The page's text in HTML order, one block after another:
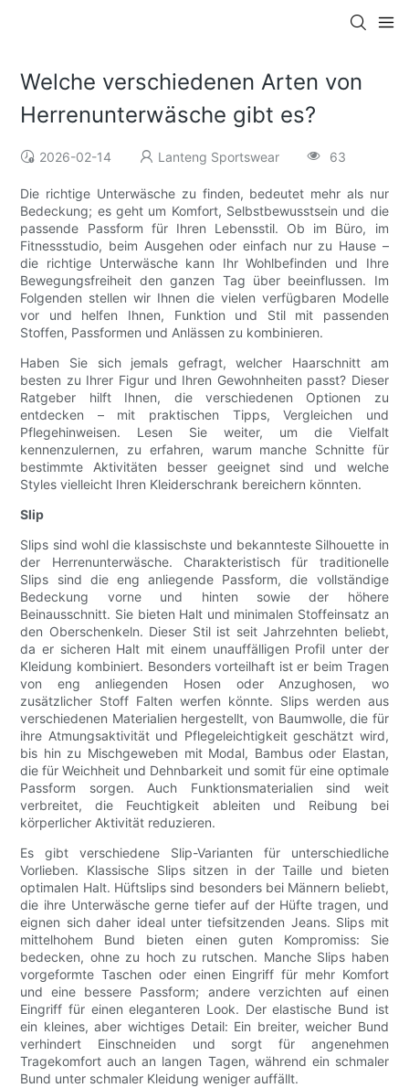
Welche verschiedenen Arten von
Herrenunterwäsche gibt es?
2026-02-14 Lanteng Sportswear 63
Die richtige Unterwäsche zu finden, bedeutet mehr als nur
Bedeckung; es geht um Komfort, Selbstbewusstsein und die
passende Passform für Ihren Lebensstil. Ob im Büro, im
Fitnessstudio, beim Ausgehen oder einfach nur zu Hause –
die richtige Unterwäsche kann Ihr Wohlbefinden und Ihre
Bewegungsfreiheit den ganzen Tag über beeinflussen. Im
Folgenden stellen wir Ihnen die vielen verfügbaren Modelle
vor und helfen Ihnen, Funktion und Stil mit passenden
Stoffen, Passformen und Anlässen zu kombinieren.
Haben Sie sich jemals gefragt, welcher Haarschnitt am
besten zu Ihrer Figur und Ihren Gewohnheiten passt? Dieser
Ratgeber hilft Ihnen, die verschiedenen Optionen zu
entdecken – mit praktischen Tipps, Vergleichen und
Pflegehinweisen. Lesen Sie weiter, um die Vielfalt
kennenzulernen, zu erfahren, warum manche Schnitte für
bestimmte Aktivitäten besser geeignet sind und welche
Styles vielleicht Ihren Kleiderschrank bereichern könnten.
Slip
Slips sind wohl die klassischste und bekannteste Silhouette in
der Herrenunterwäsche. Charakteristisch für traditionelle
Slips sind die eng anliegende Passform, die vollständige
Bedeckung vorne und hinten sowie der höhere
Beinausschnitt. Sie bieten Halt und minimalen Stoffeinsatz an
den Oberschenkeln. Dieser Stil ist seit Jahrzehnten beliebt,
da er sicheren Halt mit einem unauffälligen Profil unter der
Kleidung kombiniert. Besonders vorteilhaft ist er beim Tragen
von eng anliegenden Hosen oder Anzughosen, wo
zusätzlicher Stoff Falten werfen könnte. Slips werden aus
verschiedenen Materialien hergestellt, von Baumwolle, die für
ihre Atmungsaktivität und Pflegeleichtigkeit geschätzt wird,
bis hin zu Mischgeweben mit Modal, Bambus oder Elastan,
die für Weichheit und Dehnbarkeit und somit für eine optimale
Passform sorgen. Auch Funktionsmaterialien sind weit
verbreitet, die Feuchtigkeit ableiten und Reibung bei
körperlicher Aktivität reduzieren.
Es gibt verschiedene Slip-Varianten für unterschiedliche
Vorlieben. Klassische Slips sitzen in der Taille und bieten
optimalen Halt. Hüftslips sind besonders bei Männern beliebt,
die ihre Unterwäsche gerne tiefer auf der Hüfte tragen, und
eignen sich daher ideal unter tiefsitzenden Jeans. Slips mit
mittelhohem Bund bieten einen guten Kompromiss: Sie
bedecken, ohne zu hoch zu rutschen. Manche Slips haben
vorgeformte Taschen oder einen Eingriff für mehr Komfort
und eine bessere Passform; andere verzichten auf einen
Eingriff für einen eleganteren Look. Der elastische Bund ist
ein kleines, aber wichtiges Detail: Ein breiter, weicher Bund
verhindert Einschneiden und sorgt für angenehmen
Tragekomfort auch an langen Tagen, während ein schmaler
Bund unter schmaler Kleidung weniger auffällt.